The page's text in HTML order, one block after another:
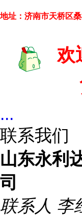
地址 ： 济南市天桥区
欢
...
联系我们
山东永利
司
联系人 李